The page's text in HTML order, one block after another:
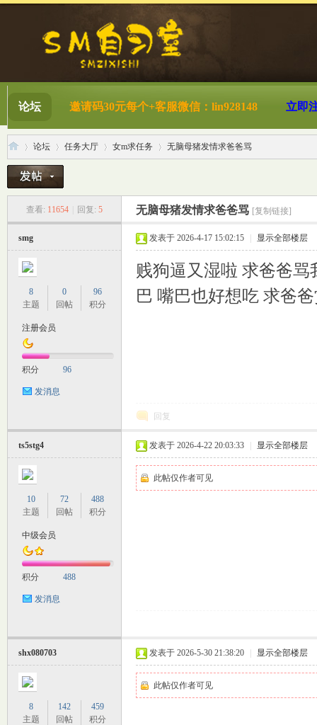
论坛 邀请码30元每个+客服微信：lin928148 立即
论坛
›
任务大厅
›
女m求任务
›
无脑母猪发情求爸爸骂
查看: 11654 回复: 5 无脑母猪发情求爸爸骂 [复制链接]
smg
8
主题
0
回帖
96
积分
注册会员
积分 96
发消息
发表于 2026-4-17 15:02:15 显示全部楼层
贱狗逼又湿啦 求爸爸
巴 嘴巴也好想吃 求爸
回复
ts5stg4
10
主题
72
回帖
488
积分
中级会员
积分 488
发消息
发表于 2026-4-22 20:03:33 显示全部楼层
此帖仅作者可见
shx080703
8
主题
142
回帖
459
积分
发表于 2026-5-30 21:38:20 显示全部楼层
此帖仅作者可见